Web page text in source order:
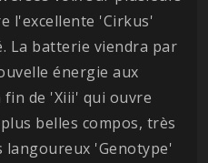
l'excellente 'Cirkus'
La batterie viendra par
énergie aux
fin de 'Xiii' qui ouvre
belles compos, très
langoureux 'Genotype'